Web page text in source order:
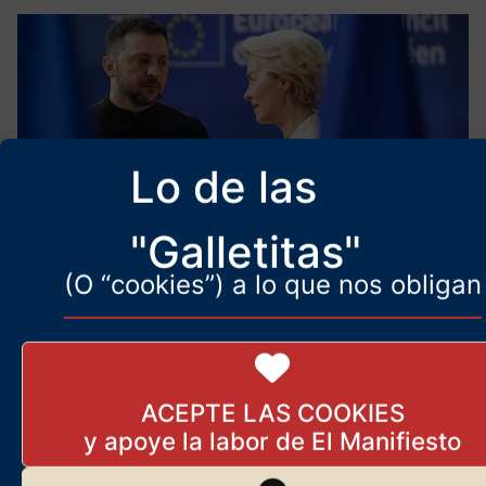
Lo de las
"Galletitas"
(O “cookies”) a lo que nos obligan
ACEPTE LAS COOKIES
La estrategia de lo peor
empeñarse en mantener viva la guerra de Ucrania. ¿Por qué
extrañas razones?